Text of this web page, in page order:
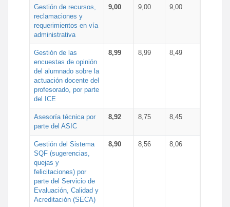
Gestión de recursos,
reclamaciones y
requerimientos en vía
administrativa
9,00 9,00 9,00
Gestión de las
encuestas de opinión
del alumnado sobre la
actuación docente del
profesorado, por parte
del ICE
8,99 8,99 8,49
Asesoría técnica por
parte del ASIC
8,92 8,75 8,45
Gestión del Sistema
SQF (sugerencias,
quejas y
felicitaciones) por
parte del Servicio de
Evaluación, Calidad y
Acreditación (SECA)
8,90 8,56 8,06